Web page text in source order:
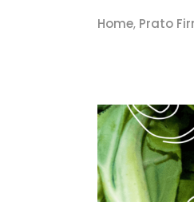
Home, Prato